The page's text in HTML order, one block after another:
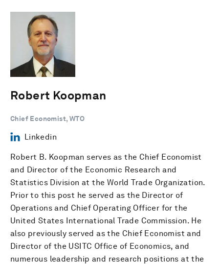
Robert Koopman
Chief Economist, WTO
Linkedin
Robert B. Koopman serves as the Chief Economist
and Director of the Economic Research and
Statistics Division at the World Trade Organization.
Prior to this post he served as the Director of
Operations and Chief Operating Officer for the
United States International Trade Commission. He
also previously served as the Chief Economist and
Director of the USITC Office of Economics, and
numerous leadership and research positions at the